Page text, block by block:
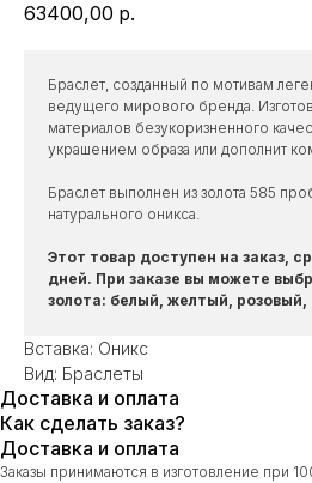
63400,00 р.
Браслет, созданный по мотивам
ведущего мирового бренда.
материалов безукоризненного
украшением образа или дополнит
Браслет выполнен из золота 585
натурального оникса.
Этот товар доступен на заказ,
дней. При заказе вы можете
золота: белый, желтый, розовый,
Вставка: Оникс
Вид: Браслеты
Доставка и оплата
Как сделать заказ?
Доставка и оплата
Заказы принимаются в изготовление при